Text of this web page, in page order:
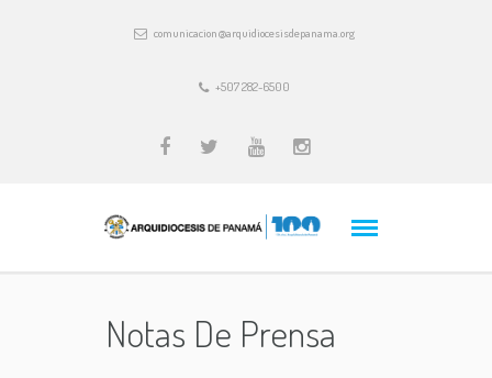
comunicacion@arquidiocesisdepanama.org
+507 282-6500
Notas De Prensa